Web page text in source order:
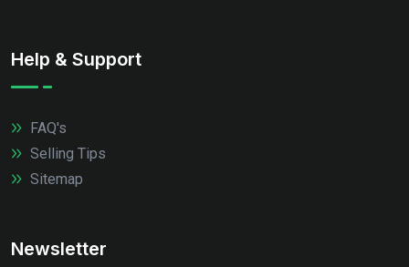
Help & Support
FAQ's
Selling Tips
Sitemap
Newsletter